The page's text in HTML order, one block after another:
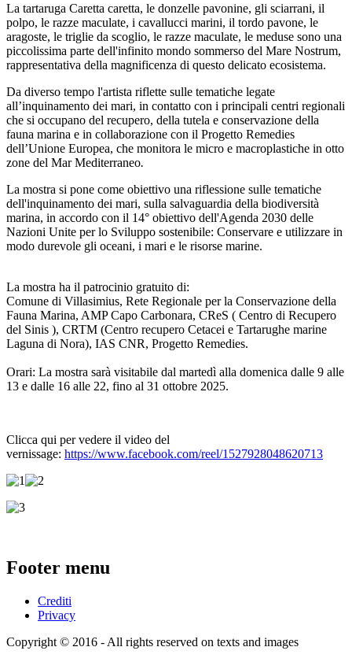
La tartaruga Caretta caretta, le donzelle pavonine, gli sciarrani, il
polpo, le razze maculate, i cavallucci marini, il tordo pavone, le
aragoste, le triglie da scoglio, le razze maculate, le meduse sono una
piccolissima parte dell'infinito mondo sommerso del Mare Nostrum,
rappresentativa della magnificenza di questo delicato ecosistema.
Da diverso tempo l'artista riflette sulle tematiche legate
all’inquinamento dei mari, in contatto con i principali centri regionali
che si occupano del recupero, della tutela e conservazione della
fauna marina e in collaborazione con il Progetto Remedies
dell’Unione Europea, che monitora le micro e macroplastiche in otto
zone del Mar Mediterraneo.
La mostra si pone come obiettivo una riflessione sulle tematiche
dell'inquinamento dei mari, sulla salvaguardia della biodiversità
marina, in accordo con il 14° obiettivo dell'Agenda 2030 delle
Nazioni Unite per lo Sviluppo sostenibile: Conservare e utilizzare in
modo durevole gli oceani, i mari e le risorse marine.
La mostra ha il patrocinio gratuito di:
Comune di Villasimius, Rete Regionale per la Conservazione della
Fauna Marina, AMP Capo Carbonara, CReS ( Centro di Recupero
del Sinis ), CRTM (Centro recupero Cetacei e Tartarughe marine
Laguna di Nora), IAS CNR, Progetto Remedies.
Orari: La mostra sarà visitabile dal martedì alla domenica dalle 9 alle
13 e dalle 16 alle 22, fino al 31 ottobre 2025.
Clicca qui per vedere il video del
vernissage: https://www.facebook.com/reel/1527928048620713
Footer menu
Crediti
Privacy
Copyright © 2016 - All rights reserved on texts and images